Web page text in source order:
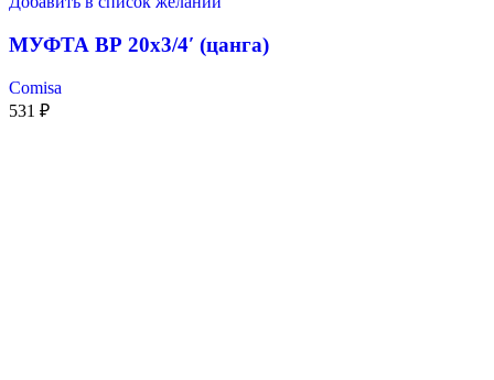
МУФТА ВР 20х3/4′ (цанга)
Comisa
531 ₽